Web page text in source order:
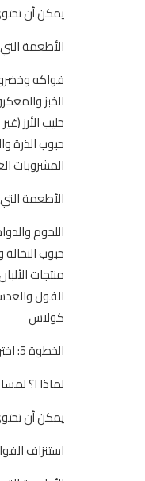
يمكن أن
الأطعمة
فواكه
الخبز
حليب الأرز
حبوب الذرة
المشروبات
الأطعمة
اللحوم
حبوب
منتجات
الفول
كولاس
الخطوة 5: اختر الأطعمة التي تحتوي على الكمية المناسبة من البوتاسيوم.
لماذا ا؟
يمكن أن
استنزاف